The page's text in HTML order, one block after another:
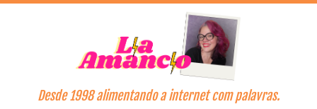
Desde 1998 alimentando a internet com palavras.